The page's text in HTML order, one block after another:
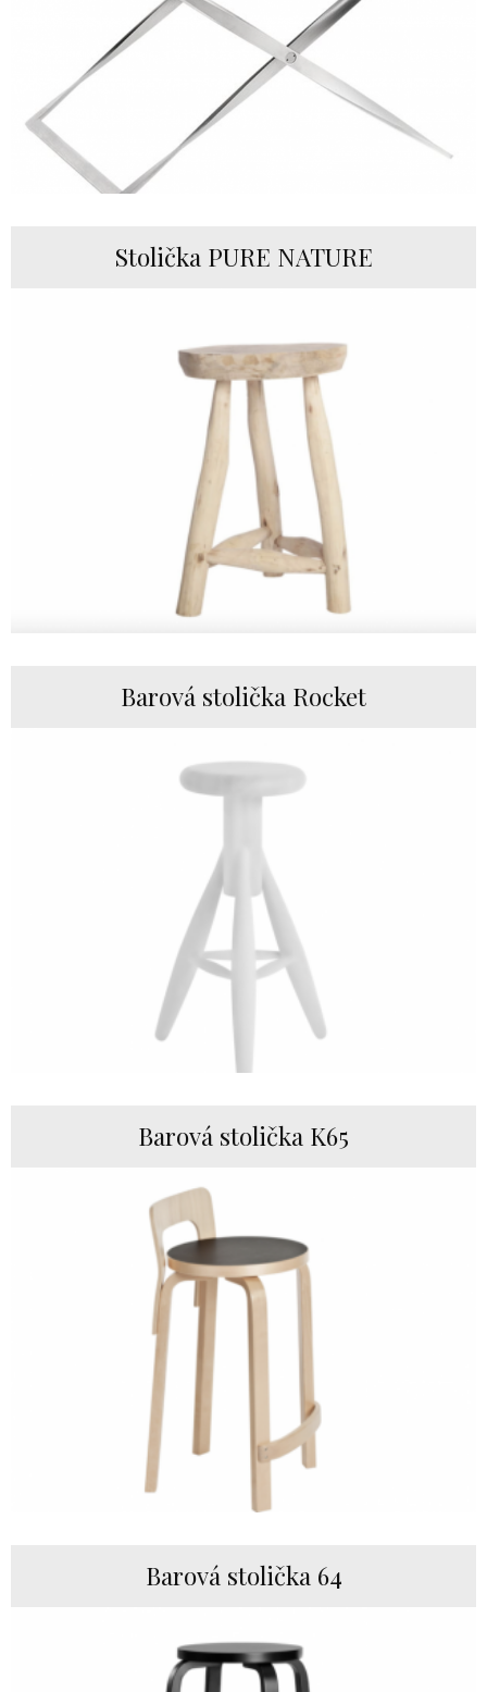
Stolička PURE NATURE
Barová stolička Rocket
Barová stolička K65
Barová stolička 64